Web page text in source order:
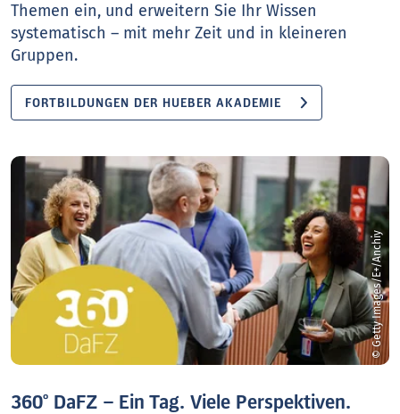
Themen ein, und erweitern Sie Ihr Wissen
systematisch – mit mehr Zeit und in kleineren
Gruppen.
FORTBILDUNGEN DER HUEBER AKADEMIE
© Getty Images/E+/Anchiy
360° DaFZ – Ein Tag. Viele Perspektiven.